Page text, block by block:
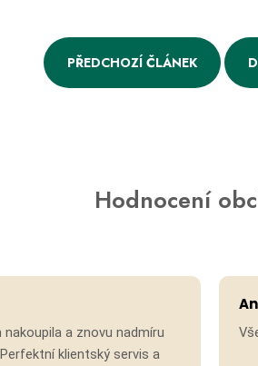
PŘEDCHOZÍ ČLÁNEK
Hodnocení
nakoupila a znovu nadmíru
klientský servis a